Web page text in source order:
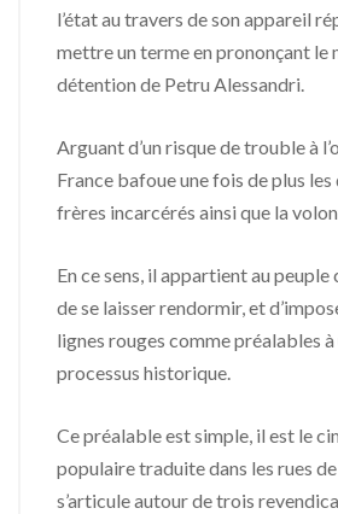
l’état au travers de son appareil
mettre un terme en prononçant le
détention de Petru Alessandri.
Arguant d’un risque de trouble à
France bafoue une fois de plus
frères incarcérés ainsi que la
En ce sens, il appartient au
de se laisser rendormir, et
lignes rouges comme préalables
processus historique.
Ce préalable est simple, il est le
populaire traduite dans les rues
s’articule autour de trois